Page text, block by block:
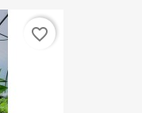
favorite_border